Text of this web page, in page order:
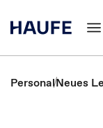
PersonalNeues